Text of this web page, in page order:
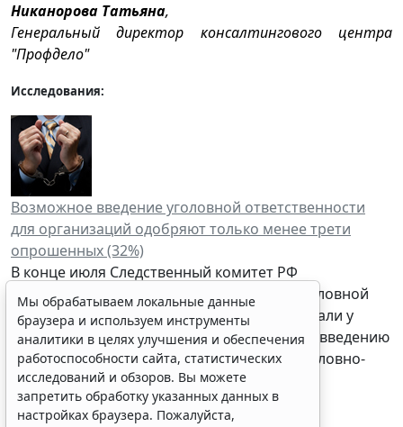
Никанорова Татьяна,
Генеральный директор консалтингового центра
"Профдело"
Исследования:
Возможное введение уголовной ответственности
для организаций одобряют только менее трети
опрошенных (32%)
В конце июля Следственный комитет РФ
анонсировал законопроект о введении уголовной
ответственности юридических лиц. Мы узнали у
наших читателей, как они относятся к нововведению
и считают ли в принципе допустимыми уголовно-
правовые санкции для организаций.
______________________________
Мы обрабатываем локальные данные
браузера и используем инструменты
аналитики в целях улучшения и обеспечения
работоспособности сайта, статистических
запретить обработку указанных данных в
настройках браузера. Пожалуйста,
ознакомьтесь с условиями их обработки.
Принять